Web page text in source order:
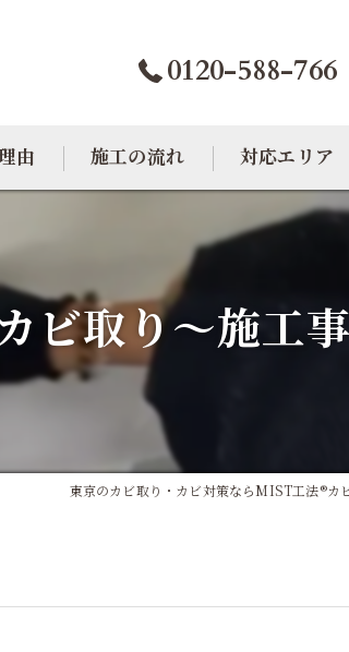
0120-588-766
由 施工の流れ 対応エリア
大阪のカビ取り
東京のカビ取り
ビ取り～施工
東京のカビ取り・カビ対策ならMIST工法®カ